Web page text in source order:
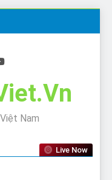
Nam
Live Now